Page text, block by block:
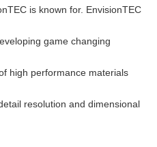
is known for. EnvisionTEC
game changing
high performance materials
resolution and dimensional